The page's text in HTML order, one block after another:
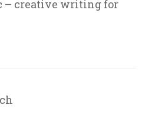
– creative writing for